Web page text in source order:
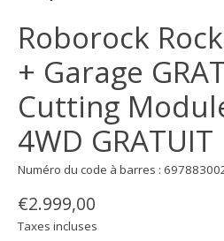
Roborock
+ Garage
Cutting
4WD GRATUIT
Numéro du code à barres :
€2.999,00
Taxes incluses